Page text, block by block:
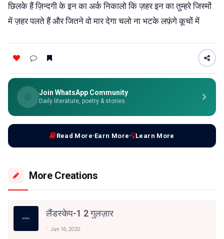
छिलके हैं ज़िन्दगी के इन का अर्क निकालो कि ज़हर इन का तुम्हरे जिस्मों
में ज़हर पलते हैं और जितने वो मार देगा चलो ना भटके लफ़ंगे कूचों में
Join WhatsApp Community
Daily literature, poetry & stories
Read More Earn More Learn More
More Creations
लैंडस्केप-1 2 गुलज़ार
Jun 16, 2020